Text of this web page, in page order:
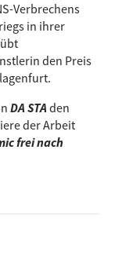
Verbrechens
in ihrer
den Preis
DA STAden
der Arbeit
frei nach